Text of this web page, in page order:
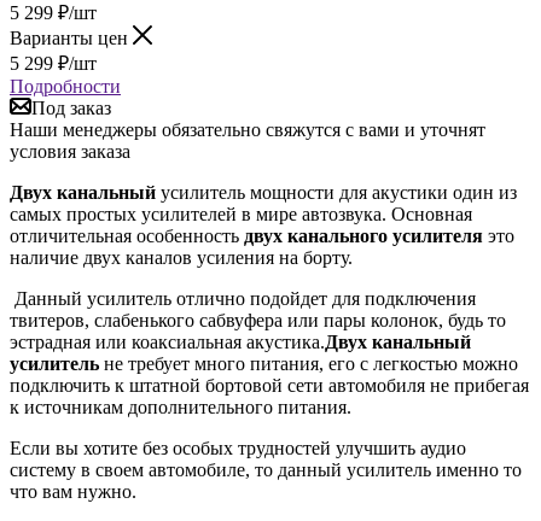
5 299 ₽/шт
Варианты цен
5 299 ₽/шт
Подробности
Под заказ
Наши менеджеры обязательно свяжутся с вами и уточнят
условия заказа
Двух канальный усилитель мощности для акустики один из
самых простых усилителей в мире автозвука. Основная
отличительная особенность двух канального усилителя это
наличие двух каналов усиления на борту.
Данный усилитель отлично подойдет для подключения
твитеров, слабенького сабвуфера или пары колонок, будь то
эстрадная или коаксиальная акустика.Двух канальный
усилитель не требует много питания, его с легкостью можно
подключить к штатной бортовой сети автомобиля не прибегая
к источникам дополнительного питания.
Если вы хотите без особых трудностей улучшить аудио
систему в своем автомобиле, то данный усилитель именно то
что вам нужно.